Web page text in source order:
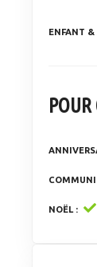
ENFANT &
POUR
NOËL